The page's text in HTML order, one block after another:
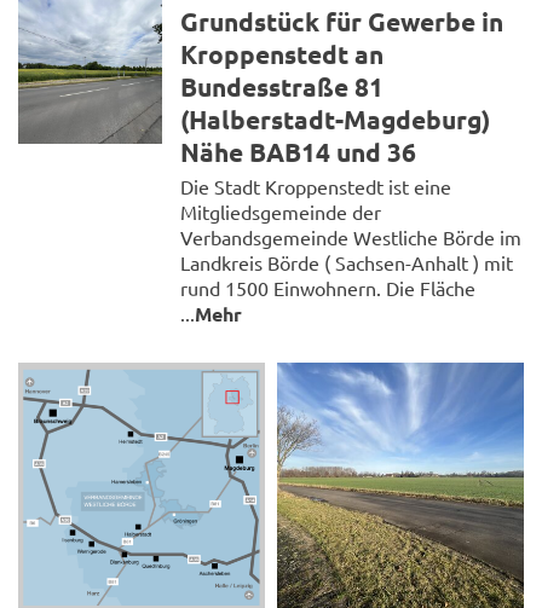
Grundstück für Gewerbe in
Kroppenstedt an
Bundesstraße 81
(Halberstadt-Magdeburg)
Nähe BAB14 und 36
Die Stadt Kroppenstedt ist eine
Mitgliedsgemeinde der
Verbandsgemeinde Westliche Börde im
Landkreis Börde ( Sachsen-Anhalt ) mit
rund 1500 Einwohnern. Die Fläche
...Mehr